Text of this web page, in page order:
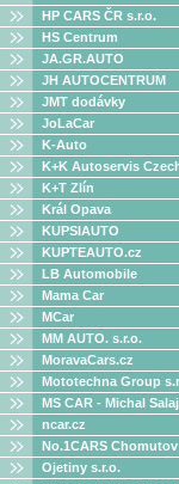
HP CARS ČR s.r.o.
HS Centrum
JA.GR.AUTO
JH AUTOCENTRUM
JMT dodávky
JoLaCar
K-Auto
K+K Autoservis
K+T Zlín
Král Opava
KUPSIAUTO
KUPTEAUTO.cz
LB Automobile
Mama Car
MCar
MM AUTO. s.r.o.
MoravaCars.cz
Mototechna Group
MS CAR - Michal
ncar.cz
No.1CARS Chomutov
Ojetiny s.r.o.